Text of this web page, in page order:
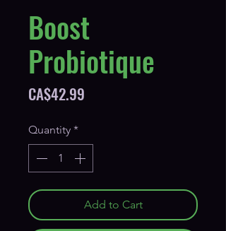
Boost
Probiotique
CA$42.99
Quantity *
Add to Cart